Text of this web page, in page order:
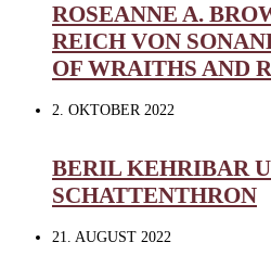
ROSEANNE A.
REICH VON
OF WRAITHS AND
2. OKTOBER 2022
BERIL KEHRIBAR
SCHATTENTHRON
21. AUGUST 2022